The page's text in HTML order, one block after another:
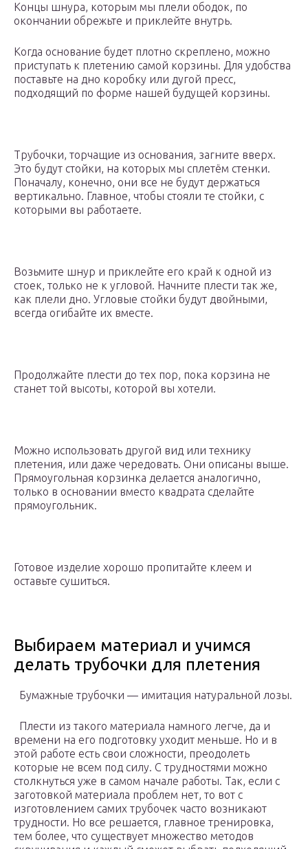
Концы шнура, которым мы плели ободок, по
окончании обрежьте и приклейте внутрь.
Когда основание будет плотно скреплено, можно
приступать к плетению самой корзины. Для удобства
поставьте на дно коробку или дугой пресс,
подходящий по форме нашей будущей корзины.
Трубочки, торчащие из основания, загните вверх.
Это будут стойки, на которых мы сплетём стенки.
Поначалу, конечно, они все не будут держаться
вертикально. Главное, чтобы стояли те стойки, с
которыми вы работаете.
Возьмите шнур и приклейте его край к одной из
стоек, только не к угловой. Начните плести так же,
как плели дно. Угловые стойки будут двойными,
всегда огибайте их вместе.
Продолжайте плести до тех пор, пока корзина не
станет той высоты, которой вы хотели.
Можно использовать другой вид или технику
плетения, или даже чередовать. Они описаны выше.
Прямоугольная корзинка делается аналогично,
только в основании вместо квадрата сделайте
прямоугольник.
Готовое изделие хорошо пропитайте клеем и
оставьте сушиться.
Выбираем материал и учимся
делать трубочки для плетения
Бумажные трубочки — имитация натуральной лозы.
Плести из такого материала намного легче, да и
времени на его подготовку уходит меньше. Но и в
этой работе есть свои сложности, преодолеть
которые не всем под силу. С трудностями можно
столкнуться уже в самом начале работы. Так, если с
заготовкой материала проблем нет, то вот с
изготовлением самих трубочек часто возникают
трудности. Но все решается, главное тренировка,
тем более, что существует множество методов